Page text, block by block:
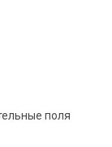
поля